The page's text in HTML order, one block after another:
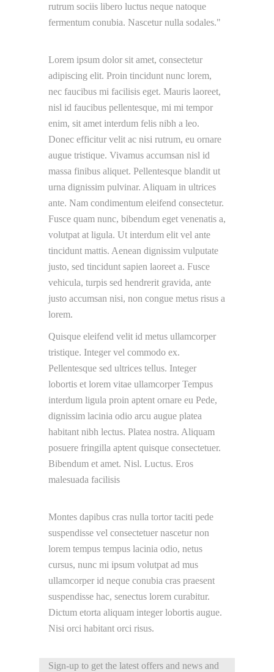
rutrum sociis libero luctus neque natoque
fermentum conubia. Nascetur nulla sodales.
Lorem ipsum dolor sit amet, consectetur
adipiscing elit. Proin tincidunt nunc lorem,
nec faucibus mi facilisis eget. Mauris laoreet,
nisl id faucibus pellentesque, mi mi tempor
enim, sit amet interdum felis nibh a leo.
Donec efficitur velit ac nisi rutrum, eu ornare
augue tristique. Vivamus accumsan nisl id
massa finibus aliquet. Pellentesque blandit ut
urna dignissim pulvinar. Aliquam in ultrices
ante. Nam condimentum eleifend consectetur.
Fusce quam nunc, bibendum eget venenatis a,
volutpat at ligula. Ut interdum elit vel ante
tincidunt mattis. Aenean dignissim vulputate
justo, sed tincidunt sapien laoreet a. Fusce
vehicula, turpis sed hendrerit gravida, ante
justo accumsan nisi, non congue metus risus a
lorem.
Quisque eleifend velit id metus ullamcorper
tristique. Integer vel commodo ex.
Pellentesque sed ultrices tellus. Integer
lobortis et lorem vitae ullamcorper Tempus
interdum ligula proin aptent ornare eu Pede,
dignissim lacinia odio arcu augue platea
habitant nibh lectus. Platea nostra. Aliquam
posuere fringilla aptent quisque consectetuer.
Bibendum et amet. Nisl. Luctus. Eros
malesuada facilisis
Montes dapibus cras nulla tortor taciti pede
suspendisse vel consectetuer nascetur non
lorem tempus tempus lacinia odio, netus
cursus, nunc mi ipsum volutpat ad mus
ullamcorper id neque conubia cras praesent
suspendisse hac, senectus lorem curabitur.
Dictum etorta aliquam integer lobortis augue.
Nisi orci habitant orci risus.
Sign-up to get the latest offers and news and